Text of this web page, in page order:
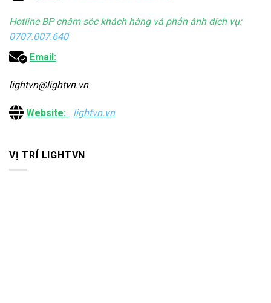
Hotline BP chăm sóc khách hàng và phản ánh dịch vụ:
0707.007.640
Email:
lightvn@lightvn.vn
Website: lightvn.vn
VỊ TRÍ LIGHTVN